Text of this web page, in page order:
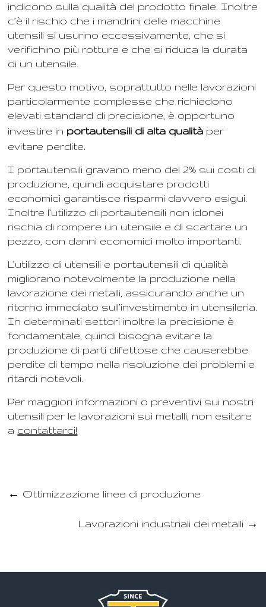
indicono sulla qualità del prodotto finale. Inoltre
c’è il rischio che i mandrini delle macchine
utensili si usurino eccessivamente, che si
verifichino più rotture e che si riduca la durata
di un utensile.
Per questo motivo, soprattutto nelle lavorazioni
particolarmente complesse che richiedono
elevati standard di precisione, è opportuno
investire in portautensili di alta qualità per
evitare perdite.
I portautensili gravano meno del 2% sui costi di
produzione, quindi acquistare prodotti
economici garantisce risparmi davvero esigui.
Inoltre l’utilizzo di portautensili non idonei
rischia di rompere un utensile e di scartare un
pezzo, con danni economici molto importanti.
L’utilizzo di utensili e portautensili di qualità
migliorano notevolmente la produzione nella
lavorazione dei metalli, assicurando anche un
ritorno immediato sull’investimento in utensileria.
In determinati settori inoltre la precisione è
fondamentale, quindi bisogna evitare la
produzione di parti difettose che causerebbe
perdite di tempo nella risoluzione dei problemi e
ritardi notevoli.
Per maggiori informazioni o preventivi sui nostri
utensili per le lavorazioni sui metalli, non esitare
a contattarci!
← Ottimizzazione linee di produzione
Lavorazioni industriali dei metalli →